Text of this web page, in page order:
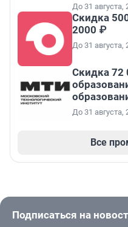
До 31 августа,
Скидка
2000 ₽
До 31 августа,
Скидка 72
До 31 августа,
Все
Подписаться на